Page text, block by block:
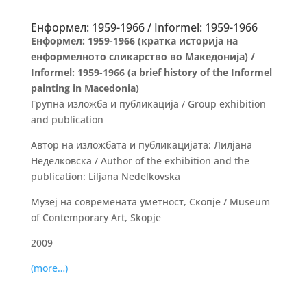
Енформел: 1959-1966 / Informel: 1959-1966
Енформел: 1959-1966 (кратка историја на
енформелното сликарство во Македонија) /
Informel: 1959-1966 (a brief history of the Informel
painting in Macedonia)
Групна изложба и публикација / Group exhibition
and publication
Автор на изложбата и публикацијата: Лилјана
Неделковска / Author of the exhibition and the
publication: Liljana Nedelkovska
Музеј на современата уметност, Скопје / Museum
of Contemporary Art, Skopje
2009
(more…)